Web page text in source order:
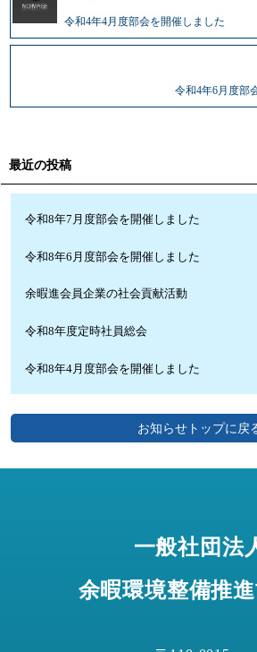
令和4年4月度部会を開催しました
令和4年6月度部
最近の投稿
令和8年7月度部会を開催しました
令和8年6月度部会を開催しました
余暇進会員企業の社会貢献活動
令和8年度定時社員総会
令和8年4月度部会を開催しました
お知らせトップに戻
一般社団法
余暇環境整備推